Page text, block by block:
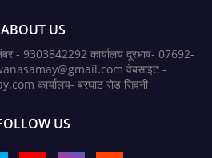
ABOUT US
- 9303842292 कार्यालय दूरभाष- 07692-
वेबसाइट -
कार्यालय- बरघाट रोड सिवनी
US